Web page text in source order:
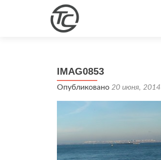
IMAG0853
Опубликовано 20 июня, 2014